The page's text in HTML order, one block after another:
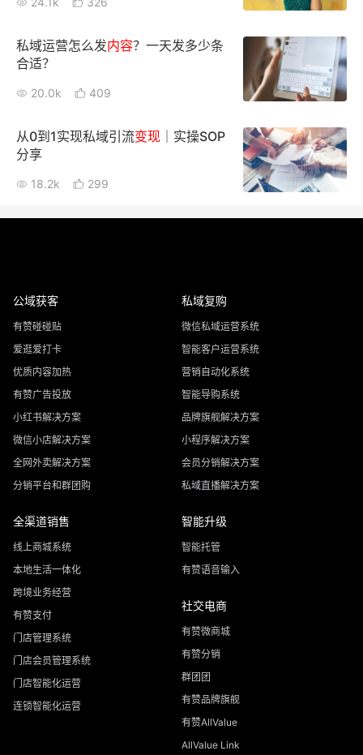
私域运营怎么发内容？一天发多少条
合适？
20.0k 409
从0到1实现私域引流变现 ｜实操SOP
分享
18.2k 299
公域获客
有赞碰碰贴
爱逛爱打卡
优质内容加热
有赞广告投放
小红书解决方案
微信小店解决方案
全网外卖解决方案
分销平台和群团购
私域复购
微信私域运营系统
智能客户运营系统
营销自动化系统
智能导购系统
品牌旗舰解决方案
小程序解决方案
会员分销解决方案
私域直播解决方案
全渠道销售
线上商城系统
本地生活一体化
跨境业务经营
有赞支付
门店管理系统
门店会员管理系统
门店智能化运营
连锁智能化运营
智能升级
智能托管
有赞语音输入
社交电商
有赞微商城
有赞分销
群团团
有赞品牌旗舰
有赞AllValue
AllValue Link